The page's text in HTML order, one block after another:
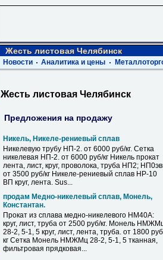
Жесть листовая Челябинск
Новости Аналитика и цены
Жесть листовая Челябинск
Предложения на продажу
Никель, Никеле-рениевый сплав
Никелевую трубу НП-2. от 6000 руб/кг. Сетка
никелевая НП-2. от 6000 руб/кг Никель прокат
лента, лист, круг, проволока, труба НП2;
от 3500 руб/кг Никеле-рениевый сплав НР-10
ВП круг, лента. Sus...
продам Медно-никелевый сплав, Монель,
Константан.
Прокат из сплава медно-никелевого НМ40А:
круг, лист, труба от 2500 руб/кг. Монель
28-2, 5-1, 5 круг, лист, лента, труба. от 1800
кг Сетка Монель НМЖМц 28-2, 5-1, 5 тканная,
фильтровая прядковая...